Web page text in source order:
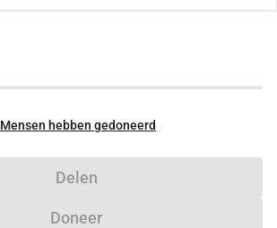
Mensen hebben gedoneerd
Delen
Doneer